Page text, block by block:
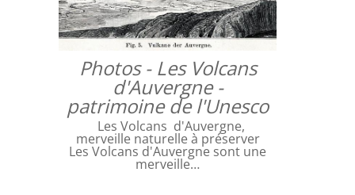
Photos - Les Volcans
d'Auvergne -
patrimoine de l'Unesco
Les Volcans d'Auvergne,
merveille naturelle à préserver
Les Volcans d'Auvergne sont une
merveille…